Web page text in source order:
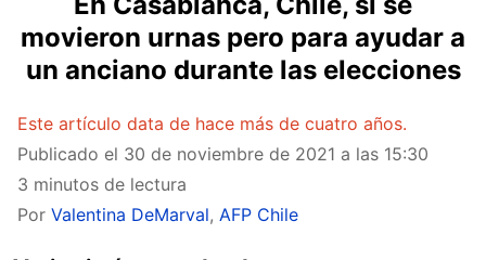
movieron urnas pero para ayudar a
un anciano durante las elecciones
Este artículo data de hace más de cuatro años.
Publicado el 30 de noviembre de 2021 a las 15:30
3 minutos de lectura
Por Valentina DeMarval, AFP Chile